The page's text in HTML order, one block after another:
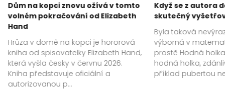
Dům na kopci znovu ožívá v tomto
volném pokračování od Elizabeth
Hand
Hrůza v domě na kopci je hororová
kniha od spisovatelky Elizabeth Hand,
která vyšla česky v červnu 2026.
Kniha představuje oficiální a
autorizovanou p...
Když se z autora
skutečný
Byla taková
výborná v
prostě Hodná
hodná holka,
příklad pubertou